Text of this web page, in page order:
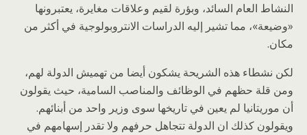
النشاط العام السائد، وبؤرة لقيم وعلاقات مغايرة، يعتبرونها
«وضيعة»، مما تشير إليه الدراسات الانتروبولوجية في أكثر من
مكان.
لكن نشطاء هذه الشريحة يشكون أيضا من تهميش الدولة لهم،
ومن قلة حظهم في الوظائف والمناصب السامية، حيث يقولون
أن موريتانيا لم يعين في تاريخها سوى وزير واحد من أبنائهم.
ويقولون كذلك ان الدولة تتجاهل حرفهم ولا تقدر إسهامهم في